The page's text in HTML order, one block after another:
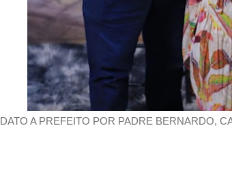
A PREFEITO POR PADRE BERNARDO,